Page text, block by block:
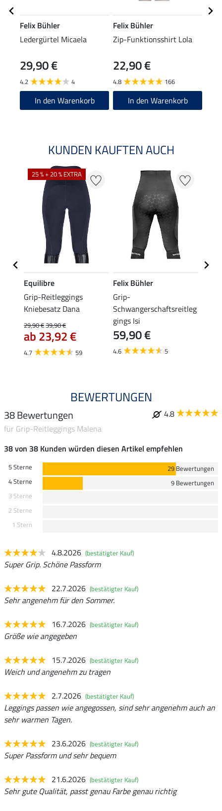
Felix Bühler
Ledergürtel Micaela
29,90 €
4.2 4
In den Warenkorb
Felix Bühler
Zip-Funktionsshirt Lola
22,90 €
4.8 166
In den Warenkorb
KUNDEN KAUFTEN AUCH
25 % + 20 % EXTRA
Equilibre
Grip-Reitleggings
Kniebesatz Dana
29,90 €39,90 €
ab 23,92 €
4.7 59
Felix Bühler
Grip-
Schwangerschaftsreitleg
gings Isi
59,90 €
4.6 5
BEWERTUNGEN
38 Bewertungen
4.8
für Grip-Reitleggings Malena
38 von 38 Kunden würden diesen Artikel empfehlen
5 Sterne
29 Bewertungen
4 Sterne
9 Bewertungen
3 Sterne
2 Sterne
1 Stern
4.8.2026 (bestätigter Kauf)
Super Grip. Schöne Passform
22.7.2026 (bestätigter Kauf)
Sehr angenehm für den Sommer.
16.7.2026 (bestätigter Kauf)
Größe wie angegeben
15.7.2026 (bestätigter Kauf)
Weich und angenehm zu tragen
2.7.2026 (bestätigter Kauf)
Leggings passen wie angegossen, sind sehr angenehm auch an
sehr warmen Tagen.
23.6.2026 (bestätigter Kauf)
Super Passform und sehr bequem
21.6.2026 (bestätigter Kauf)
Sehr gute Qualität, passt genau Farbe genau richtig